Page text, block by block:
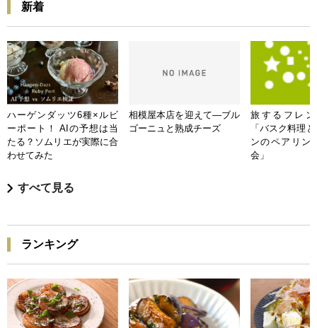
新着
ハーゲンダッツ6種×ルビ
ーポート！ AIの予想は当
たる？ソムリエが実際に合
わせてみた
相模屋本店を迎えて―ブル
ゴーニュと熟成チーズ
旅するフレン
「バスク料理
ンのペアリン
会」
すべて見る
ランキング